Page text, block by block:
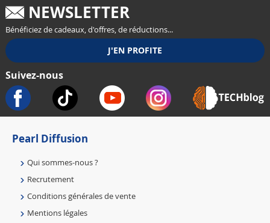
NEWSLETTER
Bénéficiez de cadeaux, d'offres, de réductions...
Suivez-nous
Pearl Diffusion
Qui sommes-nous ?
Recrutement
Conditions générales de vente
Mentions légales